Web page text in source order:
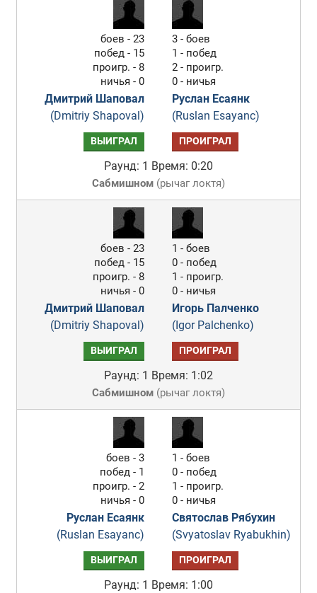
боев - 23
побед - 15
проигр. - 8
ничья - 0
Дмитрий Шаповал
(Dmitriy Shapoval)
3 - боев
1 - побед
2 - проигр.
0 - ничья
Руслан Есаянк
(Ruslan Esayanc)
ВЫИГРАЛ ПРОИГРАЛ
Раунд: 1 Время: 0:20
Сабмишном(рычаг локтя)
боев - 23
побед - 15
проигр. - 8
ничья - 0
Дмитрий Шаповал
(Dmitriy Shapoval)
1 - боев
0 - побед
1 - проигр.
0 - ничья
Игорь Палченко
(Igor Palchenko)
ВЫИГРАЛ ПРОИГРАЛ
Раунд: 1 Время: 1:02
Сабмишном(рычаг локтя)
боев - 3
побед - 1
проигр. - 2
ничья - 0
Руслан Есаянк
(Ruslan Esayanc)
1 - боев
0 - побед
1 - проигр.
0 - ничья
Святослав Рябухин
(Svyatoslav Ryabukhin)
ВЫИГРАЛ ПРОИГРАЛ
Раунд: 1 Время: 1:00